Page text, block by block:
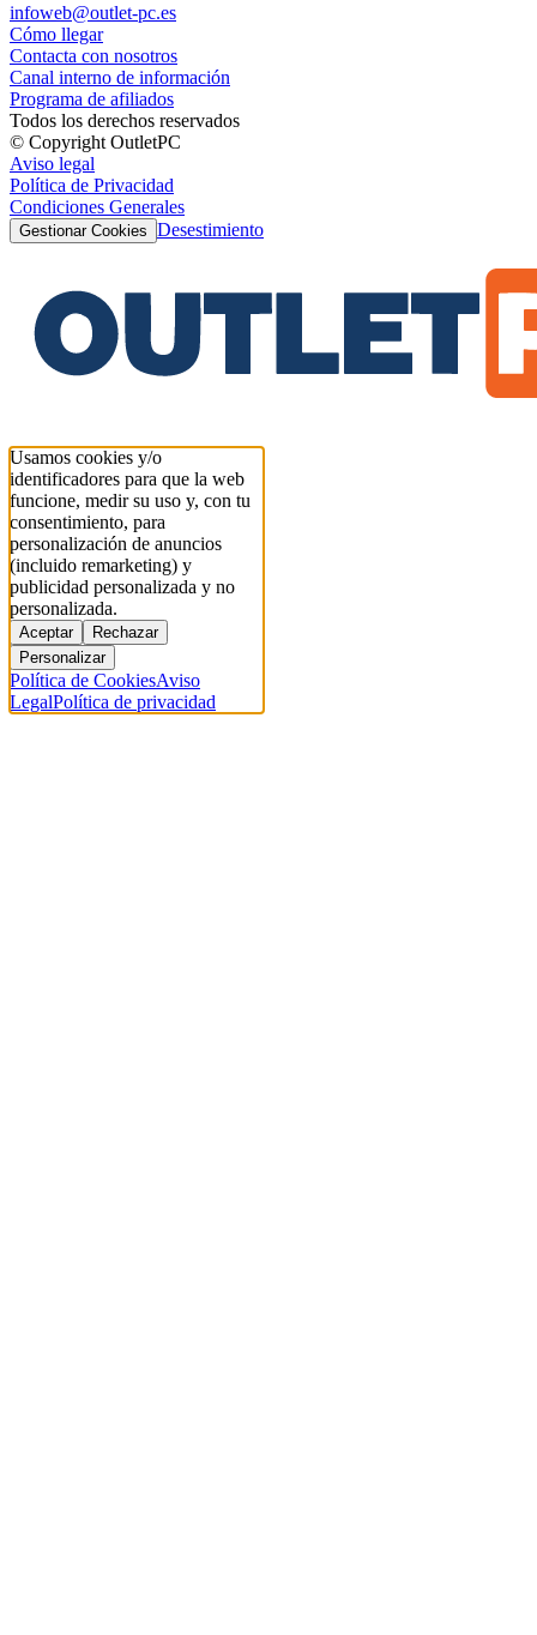
infoweb@outlet-pc.es
Cómo llegar
Contacta con nosotros
Canal interno de información
Programa de afiliados
Todos los derechos reservados
© Copyright OutletPC
Aviso legal
Política de Privacidad
Condiciones Generales
Gestionar Cookies Desestimiento
Usamos cookies y/o
identificadores para que la web
funcione, medir su uso y, con tu
consentimiento, para
personalización de anuncios
(incluido remarketing) y
publicidad personalizada y no
personalizada.
Aceptar
Rechazar
Personalizar
Política de CookiesAviso
LegalPolítica de privacidad